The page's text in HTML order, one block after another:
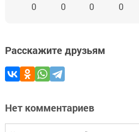
0 0 0 0
Расскажите друзьям
Нет комментариев